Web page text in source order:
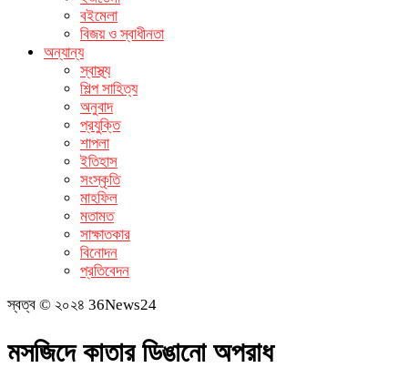
বইমেলা
বিজয় ও স্বাধীনতা
অন্যান্য
স্বাস্থ্য
শিল্প সাহিত্য
অনুবাদ
প্রযুক্তি
শাপলা
ইতিহাস
সংস্কৃতি
মাহফিল
মতামত
সাক্ষাতকার
বিনোদন
প্রতিবেদন
স্বত্ব © ২০২৪ 36News24
মসজিদে কাতার ডিঙানো অপরাধ